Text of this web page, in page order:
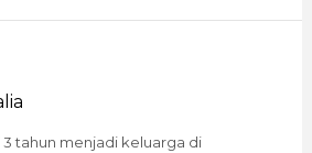
3 tahun menjadi keluarga di